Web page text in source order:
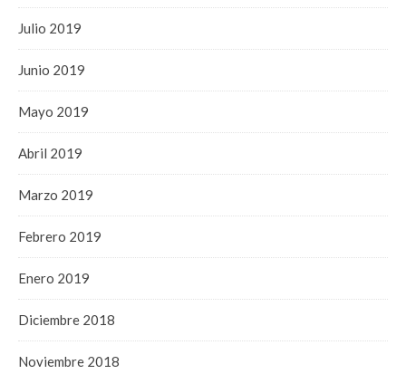
Julio 2019
Junio 2019
Mayo 2019
Abril 2019
Marzo 2019
Febrero 2019
Enero 2019
Diciembre 2018
Noviembre 2018